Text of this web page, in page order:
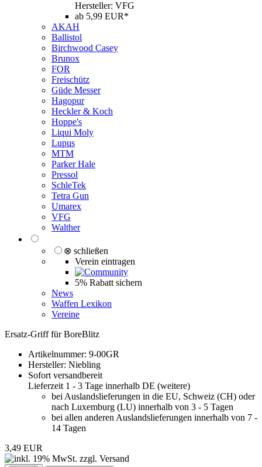
Hersteller: VFG
ab 5,99 EUR*
AKAH
Ballistol
Birchwood Casey
Brunox
FOR
Freischütz
Güde Messer
Hagopur
Heckler & Koch
Hoppe's
Liqui Moly
Lupus
MTM
Parker Hale
Pressol
SchleTek
Tetra Gun
Umarex
VFG
Walther
⊗ schließen
Verein eintragen
5% Rabatt sichern
News
Waffen Lexikon
Vereine
Ersatz-Griff für BoreBlitz
Artikelnummer: 9-00GR
Hersteller: Niebling
Sofort versandbereit
Lieferzeit 1 - 3 Tage innerhalb DE (weitere)
bei Auslandslieferungen in die EU, Schweiz (CH) oder
nach Luxemburg (LU) innerhalb von 3 - 5 Tagen
bei allen anderen Auslandslieferungen innerhalb von 7 -
14 Tagen
3,49 EUR